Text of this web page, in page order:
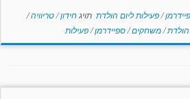
/פעילות ליום הולדת תויגחידון/טריוויה/
הולדת/משחקים/ספיידרמן/פעילות